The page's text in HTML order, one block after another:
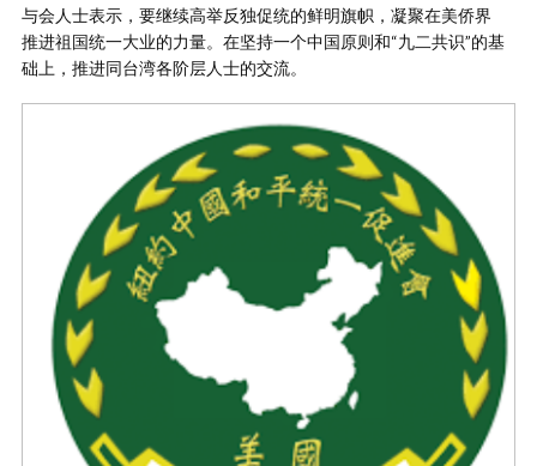
与会人士表示，要继续高举反独促统的鲜明旗帜，凝聚在美侨界
推进祖国统一大业的力量。在坚持一个中国原则和“九二共识”的基
础上，推进同台湾各阶层人士的交流。